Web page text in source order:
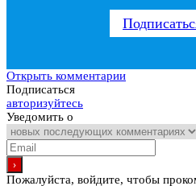
Открыть комментарии
Подписаться
авторизуйтесь
Уведомить о
Пожалуйста, войдите, чтобы